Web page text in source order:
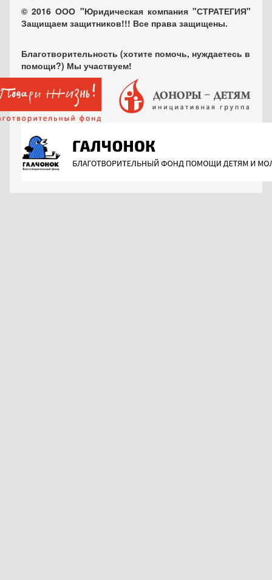
© 2016 ООО "Юридическая компания "СТРАТЕГИЯ"
Защищаем защитников!!! Все права защищены.
Благотворительность (хотите помочь, нуждаетесь в
помощи?) Мы участвуем!